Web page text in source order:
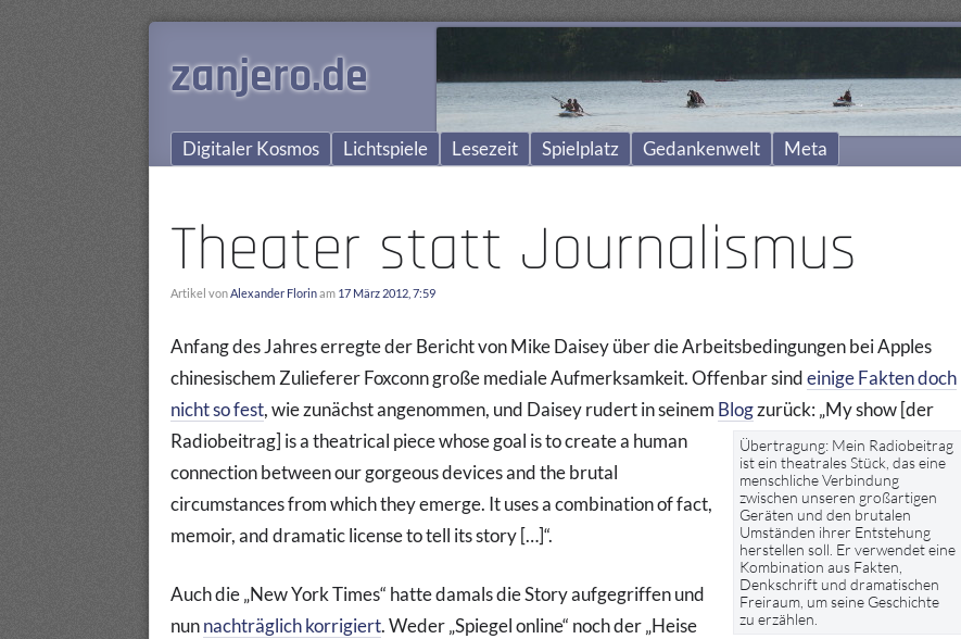
zanjero.de
Digitaler Kosmos Lichtspiele Lesezeit Spielplatz Gedankenwelt Meta
Theater statt Journalismus
Artikel vonAlexander Florinam 17 März 2012, 7:59
Anfang des Jahres erregte der Bericht von Mike Daisey über die Arbeitsbedingungen bei Apples
chinesischem Zulieferer Foxconn große mediale Aufmerksamkeit. Offenbar sindeinige Fakten doch
nicht so fest, wie zunächst angenommen, und Daisey rudert in seinem Blogzurück:
Übertragung: Mein Radiobeitrag
ist ein theatrales Stück, das eine
menschliche Verbindung
zwischen unseren großartigen
Geräten und den brutalen
Umständen ihrer Entstehung
herstellen soll. Er verwendet eine
Kombination aus Fakten,
Denkschrift und dramatischen
Freiraum, um seine Geschichte
zu erzählen.
„My show [der
Radiobeitrag] is a theatrical piece whose goal is to create a human
connection between our gorgeous devices and the brutal
circumstances from which they emerge. It uses a combination of fact,
memoir, and dramatic license to tell its story […]“.
Auch die „New York Times“ hatte damals die Story aufgegriffen und
nunnachträglich korrigiert. Weder „Spiegel online“ noch der „Heise